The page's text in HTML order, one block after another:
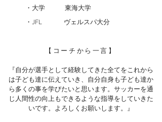
・大学 東海大学
・JFL ヴェルスパ大分
【コーチから一言】
『自分が選手として経験してきた全てをこれから
は子ども達に伝えていき、自分自身も子ども達か
ら多くの事を学びたいと思います。サッカーを通
じ人間性の向上もできるような指導をしていきた
いです。よろしくお願いします。』